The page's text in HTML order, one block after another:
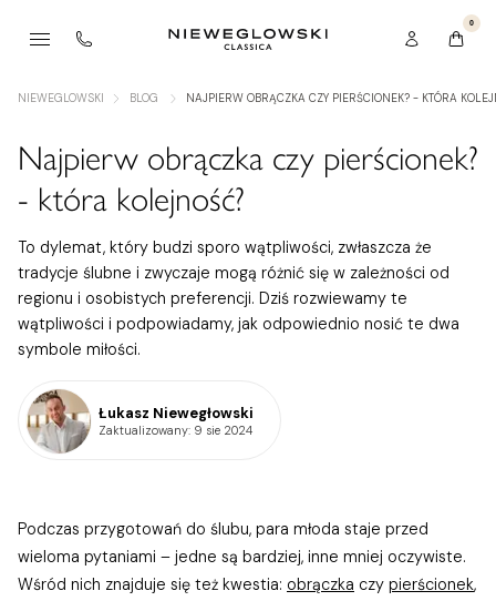
0
NIEWEGLOWSKI BLOG NAJPIERW OBRĄCZKA CZY PIERŚCIONEK? - KTÓRA
Najpierw obrączka czy pierścionek?
- która kolejność?
To dylemat, który budzi sporo wątpliwości, zwłaszcza że
tradycje ślubne i zwyczaje mogą różnić się w zależności od
regionu i osobistych preferencji. Dziś rozwiewamy te
wątpliwości i podpowiadamy, jak odpowiednio nosić te dwa
symbole miłości.
Łukasz Niewegłowski
Zaktualizowany: 9 sie 2024
Podczas przygotowań do ślubu, para młoda staje przed
wieloma pytaniami – jedne są bardziej, inne mniej oczywiste.
Wśród nich znajduje się też kwestia: obrączka czy pierścionek,